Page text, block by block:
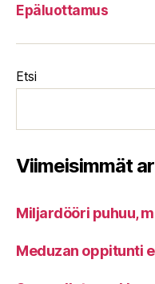
Epäluottamus
Etsi
Viimeisimmät
Miljardööri puhuu,
Meduzan oppitunti